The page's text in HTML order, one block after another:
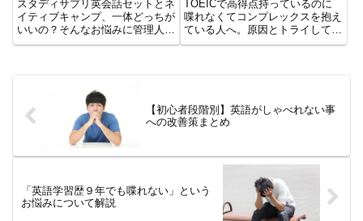
スタディサプリ英会話セットとネ
イティブキャンプ、一体どっちが
いいの？そんなお悩みに管理人が
あなたの現状に合わせておすすめ
TOEICで高得点持っているのに
喋れなくてコンプレックスを抱え
ている人へ。原因とトライしてほ
しいこと３つをまとめてみまし
【初心者段階別】英語がしゃべれない事
への改善策まとめ
「英語学習歴９年でも喋れない」という
お悩みについて解説